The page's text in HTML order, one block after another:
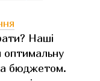
Наші
оптимальну
бюджетом.